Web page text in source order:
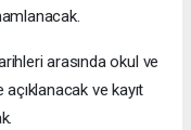
arasında okul ve
ve kayıt